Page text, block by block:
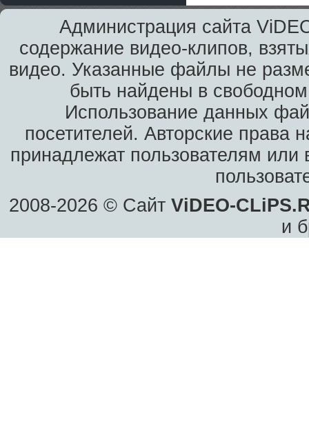
Администрация сайта
содержание видео-клипов,
видео. Указанные файлы не
быть найдены в
Использование данных
посетителей. Авторские права
принадлежат пользователям или
2008-2026 © Сайт ViDEO-
и